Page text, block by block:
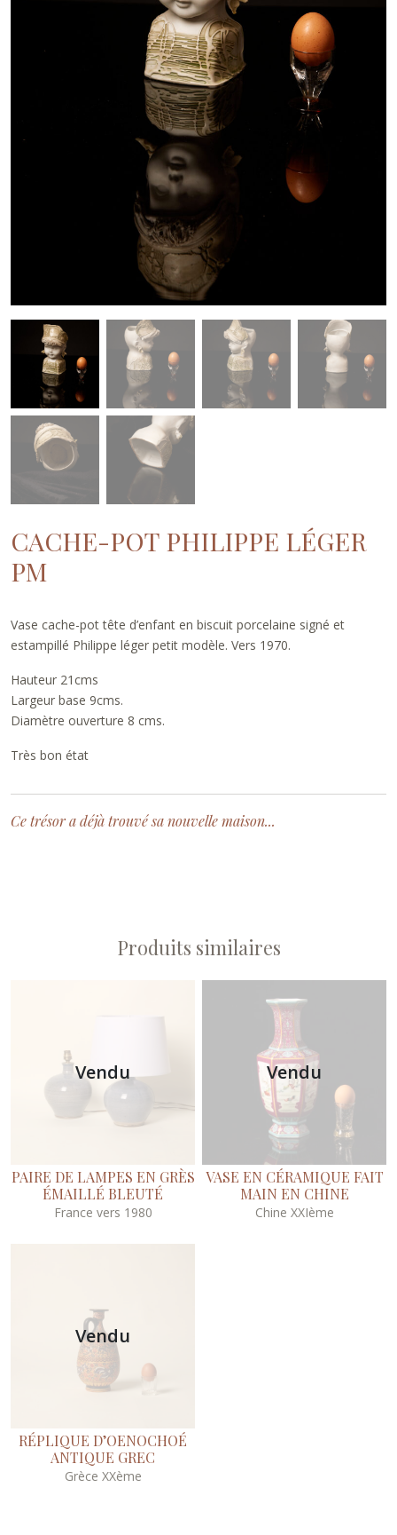
CACHE-POT PHILIPPE LÉGER
PM
Vase cache-pot tête d’enfant en biscuit porcelaine signé et
estampillé Philippe léger petit modèle. Vers 1970.
Hauteur 21cms
Largeur base 9cms.
Diamètre ouverture 8 cms.
Très bon état
Ce trésor a déjà trouvé sa nouvelle maison...
Produits similaires
Vendu
PAIRE DE LAMPES EN GRÈS
ÉMAILLÉ BLEUTÉ
France vers 1980
Vendu
VASE EN CÉRAMIQUE FAIT
MAIN EN CHINE
Chine XXIème
Vendu
RÉPLIQUE D’OENOCHOÉ
ANTIQUE GREC
Grèce XXème